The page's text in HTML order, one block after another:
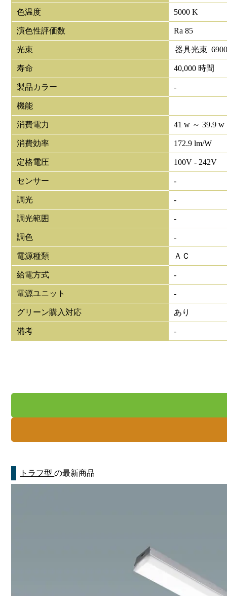
色温度 5000 K
演色性評価数 Ra 85
光束 器具光束
寿命 40,000 時間
製品カラー -
機能
消費電力 41 w ～ 39.9 w
消費効率 172.9 lm/W
定格電圧 100V - 242V
センサー -
調光 -
調光範囲 -
調色 -
電源種類 ＡＣ
給電方式 -
電源ユニット -
グリーン購入対応 あり
備考 -
トラフ型の最新商品